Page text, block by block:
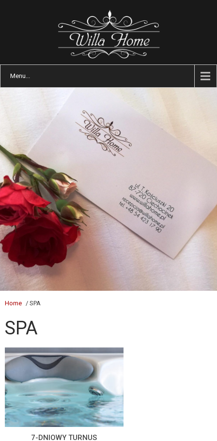
Menu...
Home / SPA
SPA
7-DNIOWY TURNUS